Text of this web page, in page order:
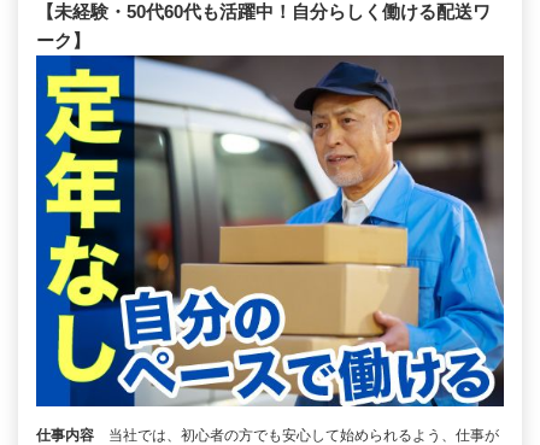
【未経験・50代60代も活躍中！自分らしく働ける配送ワ
ーク】
仕事内容
当社では、初心者の方でも安心して始められるよう、仕事が